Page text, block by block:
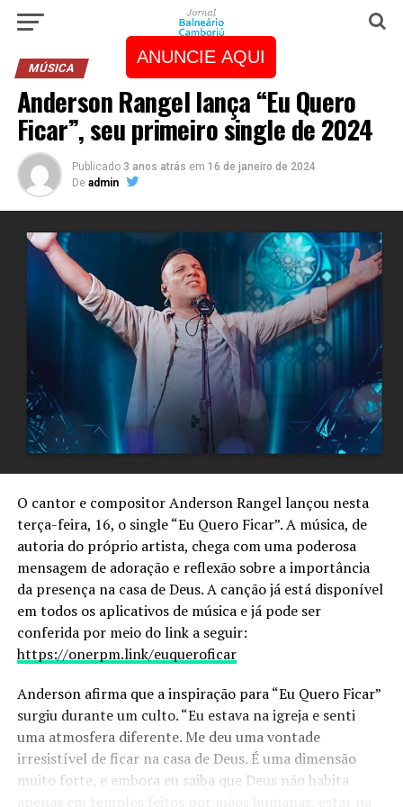
ANUNCIE AQUI
MÚSICA
Anderson Rangel lança “Eu Quero
Ficar”, seu primeiro single de 2024
Publicado 3 anos atrás em 16 de janeiro de 2024
De admin
O cantor e compositor Anderson Rangel lançou nesta
terça-feira, 16, o single “Eu Quero Ficar”. A música, de
autoria do próprio artista, chega com uma poderosa
mensagem de adoração e reflexão sobre a importância
da presença na casa de Deus. A canção já está disponível
em todos os aplicativos de música e já pode ser
conferida por meio do link a seguir:
https://onerpm.link/euqueroficar
Anderson afirma que a inspiração para “Eu Quero Ficar”
surgiu durante um culto. “Eu estava na igreja e senti
uma atmosfera diferente. Me deu uma vontade
irresistível de ficar na casa de Deus. É uma dimensão
muito forte, e embora eu saiba que Deus não habita